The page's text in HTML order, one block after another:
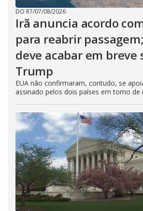
DO R7/07/08/2026
Irã anuncia acordo
para reabrir
deve acabar em breve
Trump
EUA não confirmaram, contudo, se
assinado pelos dois países em torno de